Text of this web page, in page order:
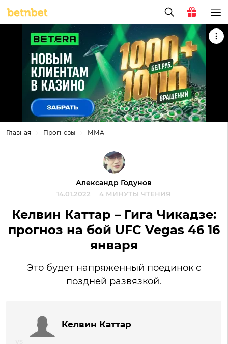
Главная Прогнозы ММА
Александр Годунов
14.01.2022 4 МИНУТЫ ЧТЕНИЯ
Келвин Каттар – Гига Чикадзе:
прогноз на бой UFC Vegas 46 16
января
Это будет напряженный поединок с
поздней развязкой.
Келвин Каттар